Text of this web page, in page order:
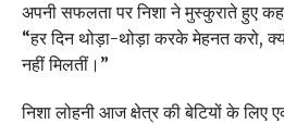
अपनी सफलता पर निशा ने मुस्कुराते हुए
“हर दिन थोड़ा-थोड़ा करके मेहनत करो,
नहीं मिलतीं।”
निशा लोहनी आज क्षेत्र की बेटियों के लिए